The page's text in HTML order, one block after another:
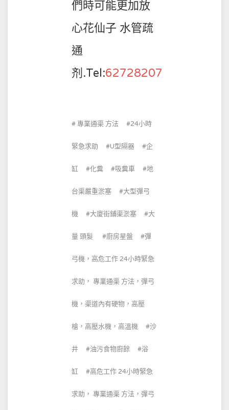
們時可能更加放
心花仙子 水管疏
通
剂.Tel:62728207
專業通渠 方法 24小時
緊急求助 U型隔器 企
缸 化糞 吸糞車 地
台渠嚴重淤塞 大型彈弓
機 大廈街鋪渠淤塞 大
量 頭髮 廚房星盤 彈
弓機，高危工作 24小時緊急
求助， 專業通渠 方法，彈弓
機，渠道內有硬物，高壓
槍，高壓水機，高溫機 沙
井 油污食物廚餘 浴
缸 高危工作 24小時緊急
求助， 專業通渠 方法，彈弓